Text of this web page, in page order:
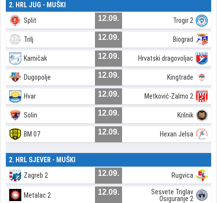
2. HRL JUG - MUŠKI
Split 12.09. Trogir 2
Trilj 12.09. Biograd
Kamičak 12.09. Hrvatski dragovoljac
Dugopolje 12.09. Kingtrade
Hvar 12.09. Metković-Zalmo 2
Solin 12.09. Krilnik
BM 07 12.09. Hexan Jelsa
2. HRL SJEVER - MUŠKI
Zagreb 2 12.09. Rugvica
Metalac 2 12.09.
Sesvete Triglav
Osiguranje 2